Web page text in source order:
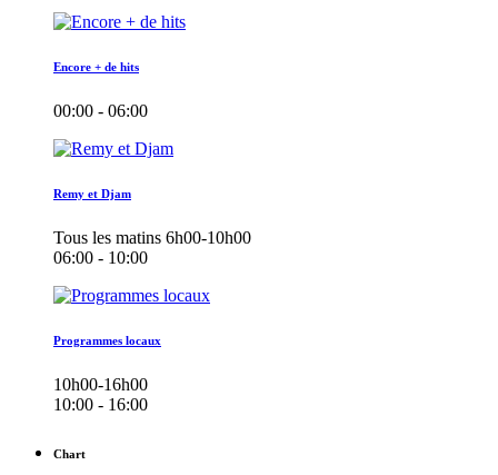
Encore + de hits
00:00 - 06:00
Remy et Djam
Tous les matins 6h00-10h00
06:00 - 10:00
Programmes locaux
10h00-16h00
10:00 - 16:00
Chart